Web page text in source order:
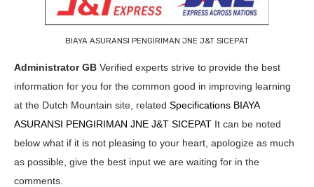
BIAYA ASURANSI PENGIRIMAN JNE J&T SICEPAT
Administrator GB Verified experts strive to provide the best
information for you for the common good in improving learning
at the Dutch Mountain site, related Specifications BIAYA
ASURANSI PENGIRIMAN JNE J&T SICEPAT It can be noted
below what if it is not pleasing to your heart, apologize as much
as possible, give the best input we are waiting for in the
comments.